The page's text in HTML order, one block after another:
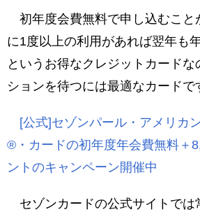
初年度会費無料で申し込むこと
に1度以上の利用があれば翌年も
というお得なクレジットカードな
ションを待つには最適なカードで
[公式]セゾンパール・アメリカ
®・カードの初年度年会費無料＋
ントのキャンペーン開催中
セゾンカードの公式サイトでは